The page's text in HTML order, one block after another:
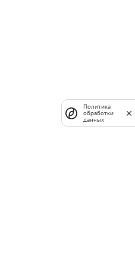
Политика
обработки
данных